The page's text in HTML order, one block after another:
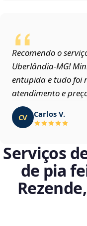
Recomendo o
Uberlândia‑MG!
entupida e tudo foi
atendimento e
CV Carlos V.
Serviços
de pia